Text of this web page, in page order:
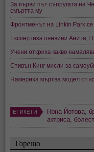
За първи път съпругата на
смъртта му
Фронтменът на Linkin Park се
Експертиза оневини Анита,
Учени откриха какво
Стивън Кинг мисли за
Намериха мъртва модел от
ЕТИКЕТИ Нона Йотова
актриса болест
Горещо